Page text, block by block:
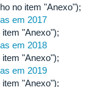
no item "Anexo");
em 2017
"Anexo");
em 2018
"Anexo");
em 2019
"Anexo");